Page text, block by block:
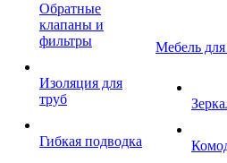
Обратные
клапаны и
фильтры
Изоляция для
труб
Гибкая подводка
Мебель